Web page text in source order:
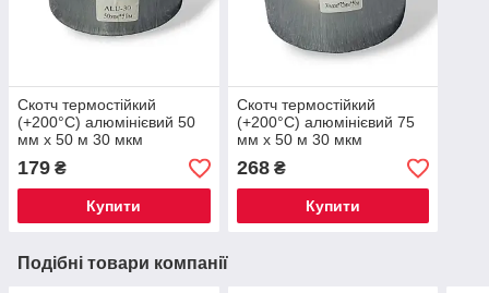
Скотч термостійкий
(+200°С) алюмінієвий 50
мм х 50 м 30 мкм
179 ₴
Купити
Скотч термостійкий
(+200°С) алюмінієвий 75
мм х 50 м 30 мкм
268₴
Купити
Подібні товари компанії